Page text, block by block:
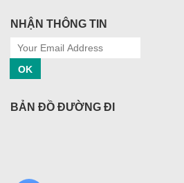
NHẬN THÔNG TIN
OK
BẢN ĐỒ ĐƯỜNG ĐI